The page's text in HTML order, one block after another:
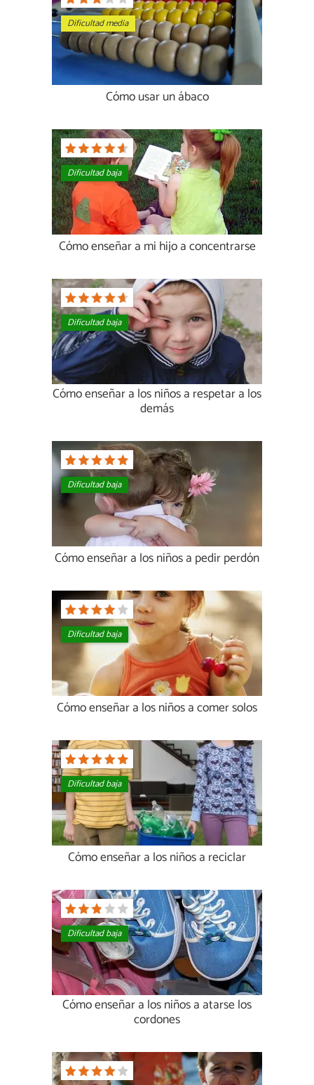
Dificultad media
Cómo usar un ábaco
Dificultad baja
Cómo enseñar a mi hijo a concentrarse
Dificultad baja
Cómo enseñar a los niños a respetar a los
demás
Dificultad baja
Cómo enseñar a los niños a pedir perdón
Dificultad baja
Cómo enseñar a los niños a comer solos
Dificultad baja
Cómo enseñar a los niños a reciclar
Dificultad baja
Cómo enseñar a los niños a atarse los
cordones